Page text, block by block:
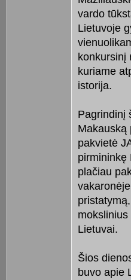
vardo
Lietuvoje
konkursinį
kuriame
istorija.
Pagrindinį
Makauską
pakvietė
pirmininkę
plačiau
Lietuvai.
Šios
buvo apie